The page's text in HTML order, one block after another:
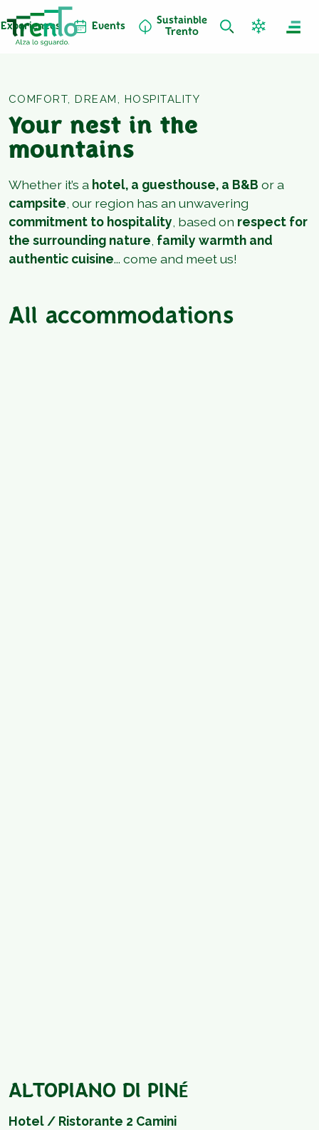
Experiences Events
Sustainble
Trento
COMFORT, DREAM, HOSPITALITY
Your nest in the
mountains
Whether it’s a hotel, a guesthouse, a B&B or a
campsite , our region has an unwavering
commitment to hospitality , based on respect for
the surrounding nature family warmth and
authentic cuisine... come and meet us!
All accommodations
ALTOPIANO DI PINÉ
Hotel / Ristorante 2 Camini